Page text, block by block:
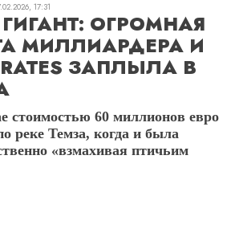
17:31
ОГРОМНАЯ
МИЛЛИАРДЕРА И
ЗАПЛЫЛА В
стоимостью 60 миллионов евро
реке Темза, когда и была
«взмахивая птичьим